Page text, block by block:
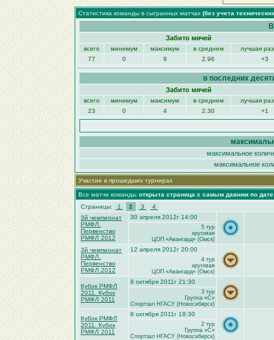
Статистика команды в сыгранных матчах (без учета
Забито мячей
всего минимум максимум в среднем
лучшая
77
0 9 2.96 +3
в последних
Забито мячей
всего минимум максимум в среднем
лучшая
23
0 4 2.30 +1
максимальное
максимальное
Участие в прошедших турнирах
Все матчи команды открыта страница с самым давним по
Страницы:
1 2 3
4
3й чемпионат
РМФЛ.
Первенство
РМФЛ 2012
30 апреля 2012г 14:00
5 тур
круговая
ЦОП «Авангард» (Омск)
3й чемпионат
РМФЛ.
Первенство
РМФЛ 2012
12 апреля 2012г 20:00
4 тур
круговая
ЦОП «Авангард» (Омск)
Кубок РМФЛ
2011. Кубок
РМФЛ 2011
8 октября 2011г 21:30
3 тур
Группа «C»
Спортзал НГАСУ (Новосибирск)
Кубок РМФЛ
2011. Кубок
РМФЛ 2011
8 октября 2011г 18:30
2 тур
Группа «C»
Спортзал НГАСУ (Новосибирск)